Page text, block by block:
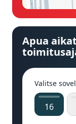
Apua
Valitse
16